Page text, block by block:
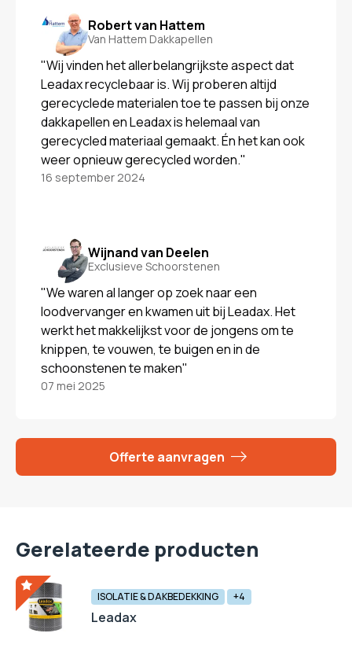
Robert van Hattem
Van Hattem Dakkapellen
"Wij vinden het allerbelangrijkste aspect dat
Leadax recyclebaar is. Wij proberen altijd
gerecyclede materialen toe te passen bij onze
dakkapellen en Leadax is helemaal van
gerecycled materiaal gemaakt. Én het kan ook
weer opnieuw gerecycled worden."
16 september 2024
Wijnand van Deelen
Exclusieve Schoorstenen
"We waren al langer op zoek naar een
loodvervanger en kwamen uit bij Leadax. Het
werkt het makkelijkst voor de jongens om te
knippen, te vouwen, te buigen en in de
schoonstenen te maken"
07 mei 2025
Offerte aanvragen
Gerelateerde producten
ISOLATIE & DAKBEDEKKING +4
Leadax